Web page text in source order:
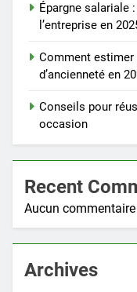
Épargne salariale
l’entreprise en
Comment
d’ancienneté en
Conseils pour
occasion
Recent
Aucun
Archives